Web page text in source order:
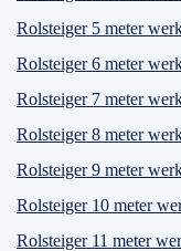
Rolsteiger 5 meter
Rolsteiger 6 meter
Rolsteiger 7 meter
Rolsteiger 8 meter
Rolsteiger 9 meter
Rolsteiger 10 meter
Rolsteiger 11 meter